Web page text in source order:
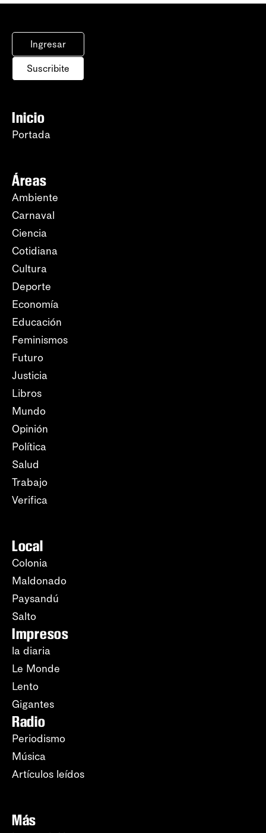
Ingresar
Suscribite
Inicio
Portada
Áreas
Ambiente
Carnaval
Ciencia
Cotidiana
Cultura
Deporte
Economía
Educación
Feminismos
Futuro
Justicia
Libros
Mundo
Opinión
Política
Salud
Trabajo
Verifica
Local
Colonia
Maldonado
Paysandú
Salto
Impresos
la diaria
Le Monde
Lento
Gigantes
Radio
Periodismo
Música
Artículos leídos
Más